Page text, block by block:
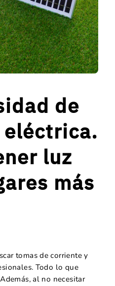
de
eléctrica.
luz
más
tomas de corriente y
Todo lo que
al no necesitar